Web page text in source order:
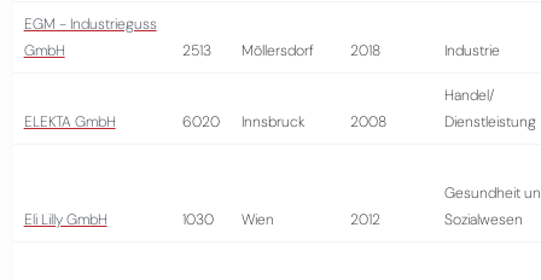
EGM - Industrieguss
GmbH
2513 Möllersdorf 2018 Industrie
ELEKTA GmbH 6020 Innsbruck 2008
Handel/
Dienstleistung
Eli Lilly GmbH 1030 Wien 2012
Gesundheit
Sozialwesen